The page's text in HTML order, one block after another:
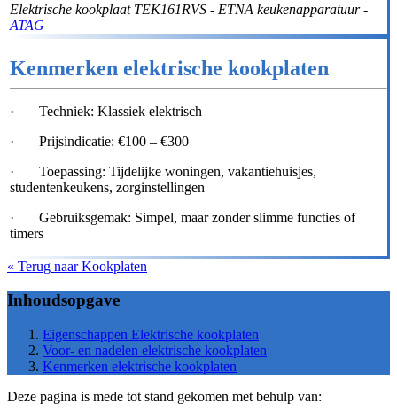
Elektrische kookplaat TEK161RVS - ETNA keukenapparatuur -
ATAG
Kenmerken elektrische kookplaten
· Techniek: Klassiek elektrisch
· Prijsindicatie: €100 – €300
· Toepassing: Tijdelijke woningen, vakantiehuisjes,
studentenkeukens, zorginstellingen
· Gebruiksgemak: Simpel, maar zonder slimme functies of
timers
« Terug naar Kookplaten
Inhoudsopgave
Eigenschappen Elektrische kookplaten
Voor- en nadelen elektrische kookplaten
Kenmerken elektrische kookplaten
Deze pagina is mede tot stand gekomen met behulp van: